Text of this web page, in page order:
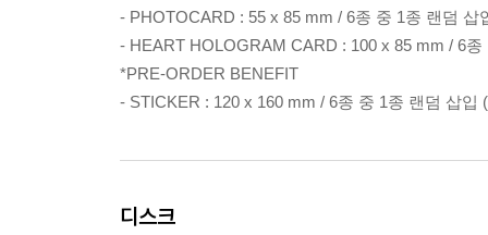
- PHOTOCARD : 55 x 85 mm / 6종 중 1종 랜덤 삽
- HEART HOLOGRAM CARD : 100 x 85 mm / 6
*PRE-ORDER BENEFIT
- STICKER : 120 x 160 mm / 6종 중 1종 랜덤 삽입
디스크